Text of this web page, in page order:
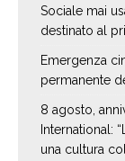
Sociale mai
destinato al
Emergenza
permanente
8 agosto,
International:
una cultura